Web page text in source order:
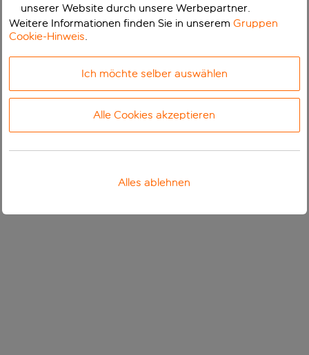
unserer Website durch unsere Werbepartner.
Weitere Informationen finden Sie in unseremGruppen
Cookie-Hinweis.
Ich möchte selber auswählen
Alle Cookies akzeptieren
Alles ablehnen